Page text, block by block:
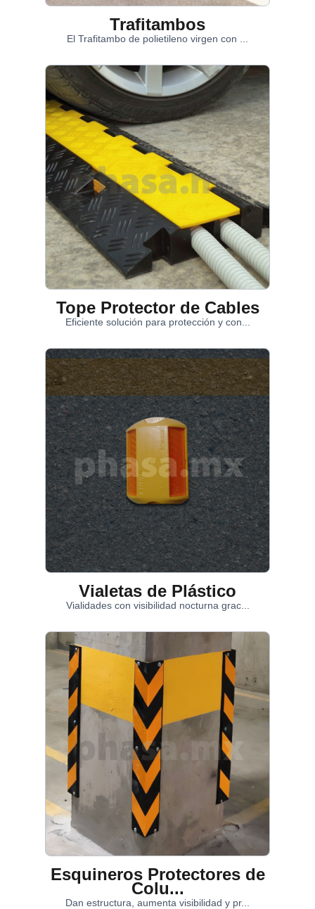
Trafitambos
El Trafitambo de polietileno virgen con ...
Tope Protector de Cables
Eficiente solución para protección y con...
Vialetas de Plástico
Vialidades con visibilidad nocturna grac...
Esquineros Protectores de
Colu...
Dan estructura, aumenta visibilidad y pr...